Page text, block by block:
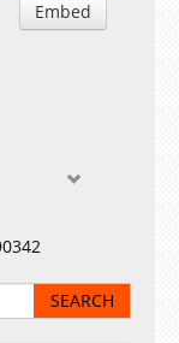
Embed